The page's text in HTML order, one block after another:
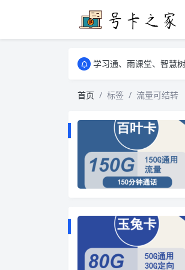
学习通、雨课堂、智慧
学习通、雨课堂、智慧
首页
标签 流量可结转